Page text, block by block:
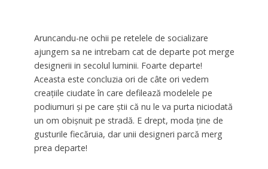
Aruncandu-ne ochii pe retelele de socializare
ajungem sa ne intrebam cat de departe pot merge
designerii in secolul luminii. Foarte departe!
Aceasta este concluzia ori de câte ori vedem
creațiile ciudate în care defilează modelele pe
podiumuri şi pe care ştii că nu le va purta niciodată
un om obişnuit pe stradă. E drept, moda ține de
gusturile fiecăruia, dar unii designeri parcă merg
prea departe!